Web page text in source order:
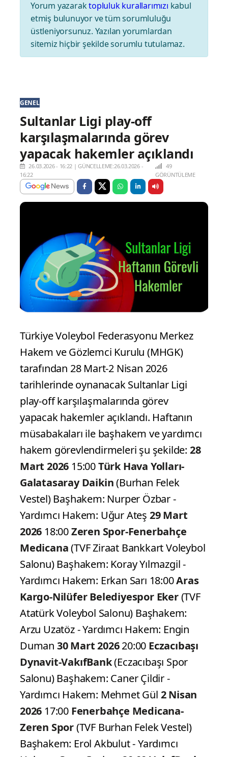
Yorum yazaraktopluluk kurallarımızı kabul
etmiş bulunuyor ve tüm sorumluluğu
üstleniyorsunuz. Yazılan yorumlardan
sitemiz hiçbir şekilde sorumlu tutulamaz.
GENEL
Sultanlar Ligi play-off
karşılaşmalarında görev
yapacak hakemler açıklandı
26.03.2026 - 16:22 |GÜNCELLEME:26.03.2026 -
16:22
49
GÖRÜNTÜLEME
Türkiye Voleybol Federasyonu Merkez
Hakem ve Gözlemci Kurulu (MHGK)
tarafından 28 Mart-2 Nisan 2026
tarihlerinde oynanacak Sultanlar Ligi
play-off karşılaşmalarında görev
yapacak hakemler açıklandı. Haftanın
müsabakaları ile başhakem ve yardımcı
hakem görevlendirmeleri şu şekilde: 28
Mart 2026 15:00Türk Hava Yolları-
Galatasaray Daikin(Burhan Felek
Vestel) Başhakem: Nurper Özbar -
Yardımcı Hakem: Uğur Ateş 29 Mart
2026 18:00Zeren Spor-Fenerbahçe
Medicana(TVF Ziraat Bankkart Voleybol
Salonu) Başhakem: Koray Yılmazgil -
Yardımcı Hakem: Erkan Sarı 18:00Aras
Kargo-Nilüfer Belediyespor Eker(TVF
Atatürk Voleybol Salonu) Başhakem:
Arzu Uzatöz - Yardımcı Hakem: Engin
Duman 30 Mart 202620:00 Eczacıbaşı
Dynavit-VakıfBank(Eczacıbaşı Spor
Salonu) Başhakem: Caner Çildir -
Yardımcı Hakem: Mehmet Gül 2 Nisan
2026 17:00 Fenerbahçe Medicana-
Zeren Spor(TVF Burhan Felek Vestel)
Başhakem: Erol Akbulut - Yardımcı